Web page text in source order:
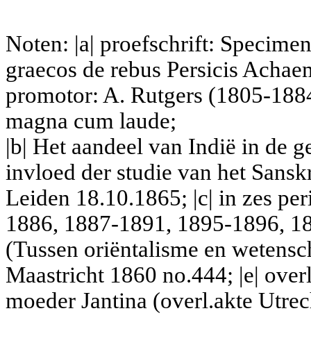
Noten: |a| proefschrift:
graecos de rebus Persicis
promotor: A. Rutgers (1805-
magna cum laude;
|b| Het aandeel van Indië in de
invloed der studie van het
Leiden 18.10.1865; |c| in zes
1886, 1887-1891, 1895-1896,
(Tussen oriëntalisme en
Maastricht 1860 no.444; |e|
moeder Jantina (overl.akte